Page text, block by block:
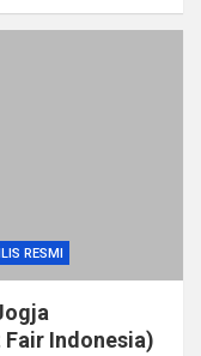
RESMI
Indonesia)